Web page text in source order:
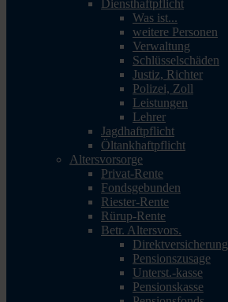
Diensthaftpflicht
Was ist...
weitere Personen
Verwaltung
Schlüsselschäden
Justiz, Richter
Polizei, Zoll
Leistungen
Lehrer
Jagdhaftpflicht
Öltankhaftpflicht
Altersvorsorge
Privat-Rente
Fondsgebunden
Riester-Rente
Rürup-Rente
Betr. Altersvors.
Direktversicherung
Pensionszusage
Unterst.-kasse
Pensionskasse